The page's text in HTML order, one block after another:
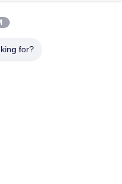
Чанша, Хунань,
for?